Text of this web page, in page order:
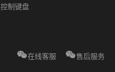
控制键盘
在线客服 售后服务